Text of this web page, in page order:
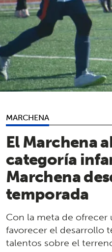
MARCHENA
El Marchena
categoría
Marchena
temporada
Con la meta de
favorecer el desarrollo
talentos sobre el